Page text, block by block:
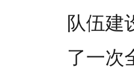
队伍建
了一次